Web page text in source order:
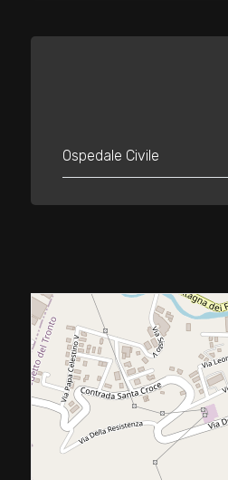
Ospedale Civile
5+
Altre
opzioni
-